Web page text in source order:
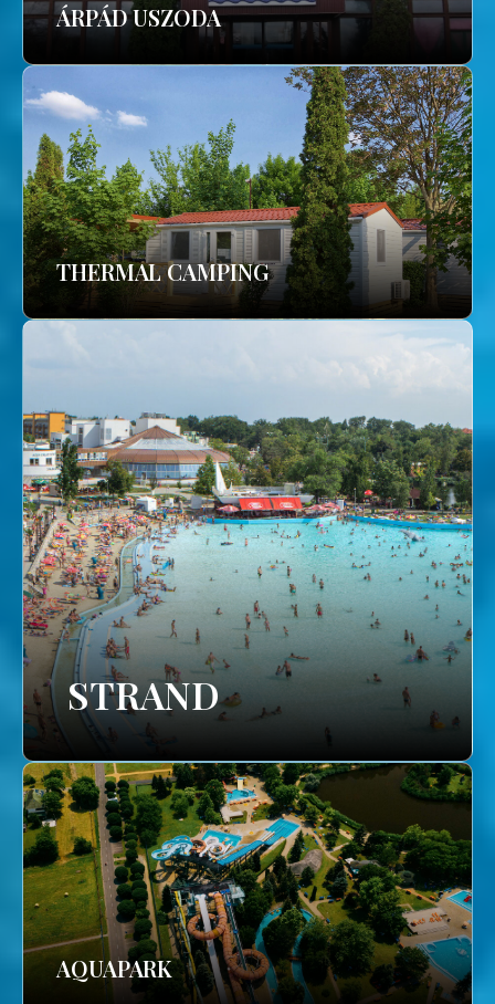
ÁRPÁD USZODA
THERMAL CAMPING
STRAND
AQUAPARK